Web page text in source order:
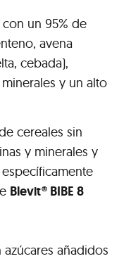
un 95% de
avena
cebada),
y un alto
cereales sin
y minerales y
Blevit® BIBE 8
azúcares añadidos